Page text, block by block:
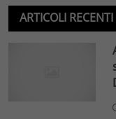
ARTICOLI RECENTI